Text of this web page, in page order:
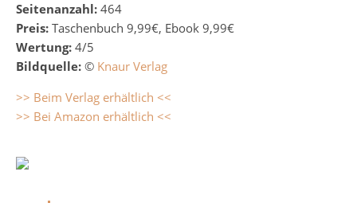
Seitenanzahl: 464
Preis: Taschenbuch 9,99€, Ebook 9,99€
Wertung: 4/5
Bildquelle: © Knaur Verlag
>> Beim Verlag erhältlich <<
>> Bei Amazon erhältlich <<